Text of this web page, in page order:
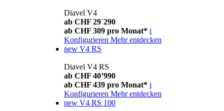
Diavel V4
ab CHF 29´290
ab CHF 309 pro Monat* i
Konfigurieren Mehr entdecken
new V4 RS
Diavel V4 RS
ab CHF 40’990
ab CHF 439 pro Monat* i
Konfigurieren Mehr entdecken
new V4 RS 100